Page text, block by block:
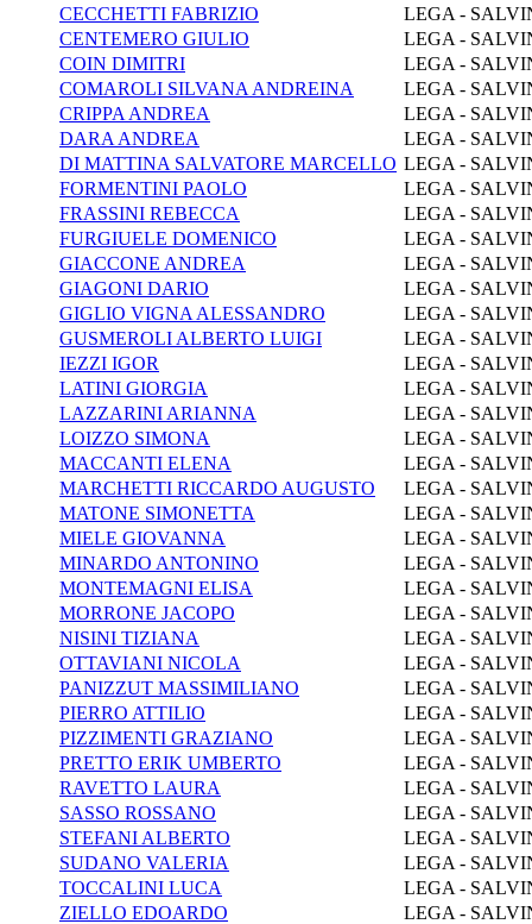
CECCHETTI FABRIZIO
LEGA -
CENTEMERO GIULIO
LEGA -
COIN DIMITRI
LEGA -
COMAROLI SILVANA ANDREINA
LEGA -
CRIPPA ANDREA
LEGA -
DARA ANDREA
LEGA -
DI MATTINA SALVATORE MARCELLO LEGA -
FORMENTINI PAOLO
LEGA -
FRASSINI REBECCA
LEGA -
FURGIUELE DOMENICO
LEGA -
GIACCONE ANDREA
LEGA -
GIAGONI DARIO
LEGA -
GIGLIO VIGNA ALESSANDRO
LEGA -
GUSMEROLI ALBERTO LUIGI
LEGA -
IEZZI IGOR
LEGA -
LATINI GIORGIA
LEGA -
LAZZARINI ARIANNA
LEGA -
LOIZZO SIMONA
LEGA -
MACCANTI ELENA
LEGA -
MARCHETTI RICCARDO AUGUSTO
LEGA -
MATONE SIMONETTA
LEGA -
MIELE GIOVANNA
LEGA -
MINARDO ANTONINO
LEGA -
MONTEMAGNI ELISA
LEGA -
MORRONE JACOPO
LEGA -
NISINI TIZIANA
LEGA -
OTTAVIANI NICOLA
LEGA -
PANIZZUT MASSIMILIANO
LEGA -
PIERRO ATTILIO
LEGA -
PIZZIMENTI GRAZIANO
LEGA -
PRETTO ERIK UMBERTO
LEGA -
RAVETTO LAURA
LEGA -
SASSO ROSSANO
LEGA -
STEFANI ALBERTO
LEGA -
SUDANO VALERIA
LEGA -
TOCCALINI LUCA
LEGA -
ZIELLO EDOARDO
LEGA -